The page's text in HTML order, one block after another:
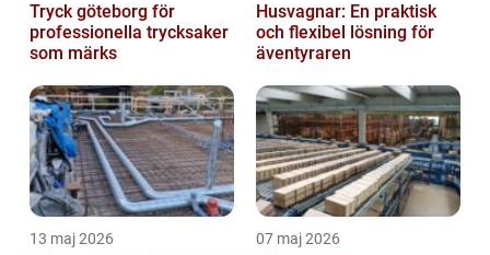
Tryck göteborg för
professionella trycksaker
som märks
Husvagnar: En praktisk
och flexibel lösning för
äventyraren
13 maj 2026 07 maj 2026